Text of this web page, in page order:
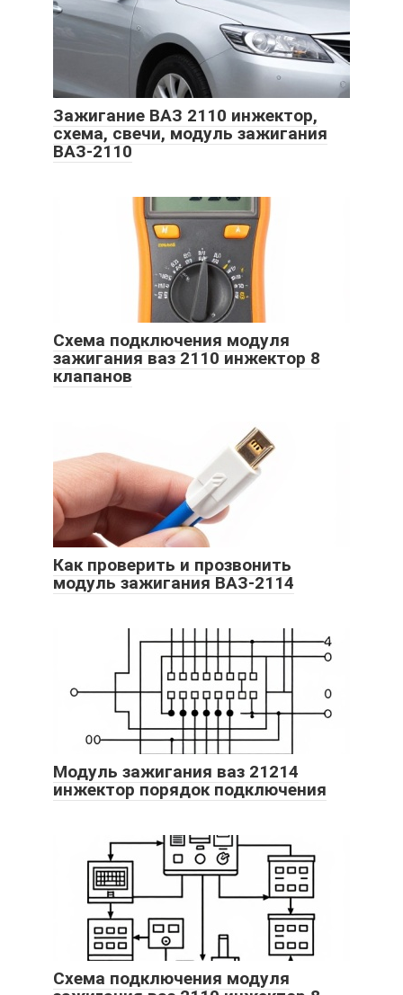
Зажигание ВАЗ 2110 инжектор,
схема, свечи, модуль зажигания
ВАЗ-2110
Схема подключения модуля
зажигания ваз 2110 инжектор 8
клапанов
Как проверить и прозвонить
модуль зажигания ВАЗ-2114
Модуль зажигания ваз 21214
инжектор порядок подключения
Схема подключения модуля